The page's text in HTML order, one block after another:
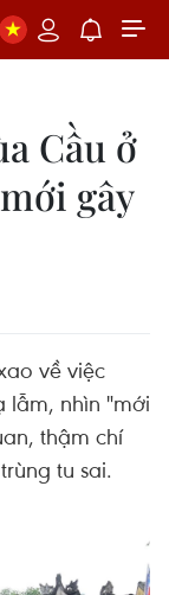
Cầu ở
gây
về việc
lẫm, nhìn "mới
thậm chí
tu sai.